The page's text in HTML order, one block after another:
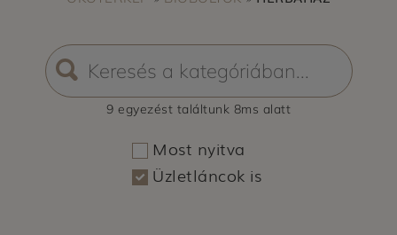
9 egyezést találtunk 8ms alatt
Most nyitva
Üzletláncok is